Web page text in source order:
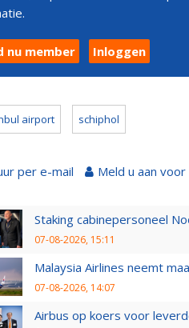
nu member Inloggen
airport schiphol
per e-mail Meld u aan
Staking cabinepersoneel
07-08-2026, 15:11
Malaysia Airlines neemt
07-08-2026, 14:07
Airbus op koers voor